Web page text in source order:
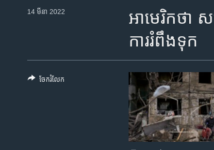
ទូរទស្សន៍ / វីដេអូ​
អាមេរិក​ថា
ការ​រំពឹង​ទុក
14 មីនា 2022
ចែករំលែក